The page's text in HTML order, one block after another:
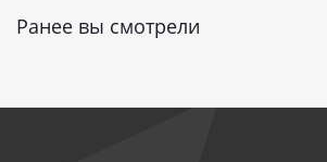
Ранее вы смотрели